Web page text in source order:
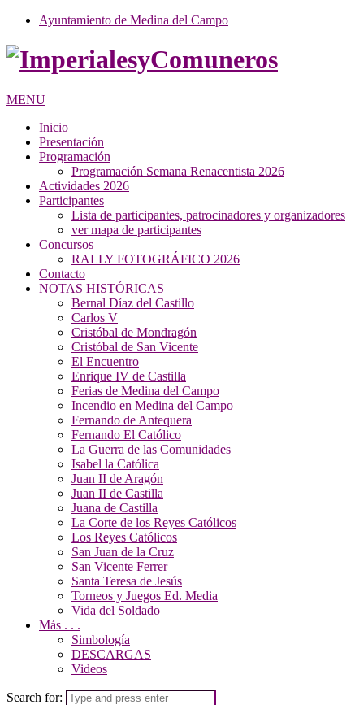
Ayuntamiento de Medina del Campo
MENU
Inicio
Presentación
Programación
Programación Semana Renacentista 2026
Actividades 2026
Participantes
Lista de participantes, patrocinadores y organizadores
ver mapa de participantes
Concursos
RALLY FOTOGRÁFICO 2026
Contacto
NOTAS HISTÓRICAS
Bernal Díaz del Castillo
Carlos V
Cristóbal de Mondragón
Cristóbal de San Vicente
El Encuentro
Enrique IV de Castilla
Ferias de Medina del Campo
Incendio en Medina del Campo
Fernando de Antequera
Fernando El Católico
La Guerra de las Comunidades
Isabel la Católica
Juan II de Aragón
Juan II de Castilla
Juana de Castilla
La Corte de los Reyes Católicos
Los Reyes Católicos
San Juan de la Cruz
San Vicente Ferrer
Santa Teresa de Jesús
Torneos y Juegos Ed. Media
Vida del Soldado
Más . . .
Simbología
DESCARGAS
Videos
Search for: